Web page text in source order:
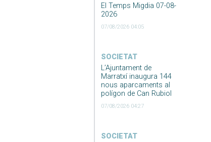
El Temps Migdia 07-08-
2026
07/08/2026 04:05
SOCIETAT
L’Ajuntament de
Marratxí inaugura 144
nous aparcaments al
polígon de Can Rubiol
07/08/2026 04:27
SOCIETAT